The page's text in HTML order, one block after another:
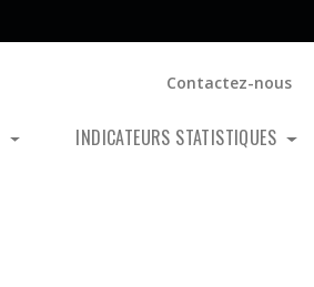
Contactez-nous
INDICATEURS STATISTIQUES